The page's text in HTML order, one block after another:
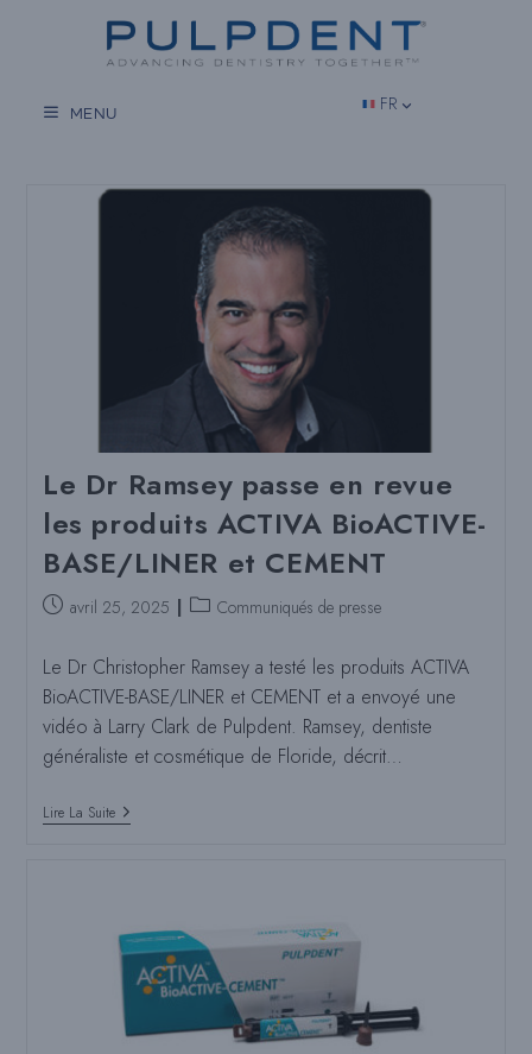
MENU FR
Le Dr Ramsey passe en revue
les produits ACTIVA BioACTIVE-
BASE/LINER et CEMENT
Poste
:
avril 25, 2025
Catégorie
poste
Communiqués de presse
Le Dr Christopher Ramsey a testé les produits ACTIVA
BioACTIVE-BASE/LINER et CEMENT et a envoyé une
vidéo à Larry Clark de Pulpdent. Ramsey, dentiste
généraliste et cosmétique de Floride, décrit…
Lire La SuiteLe
Dr
Les
Produits
ACTIVA
BioACTIVE-
BASE/LINER
Et
CEMENT